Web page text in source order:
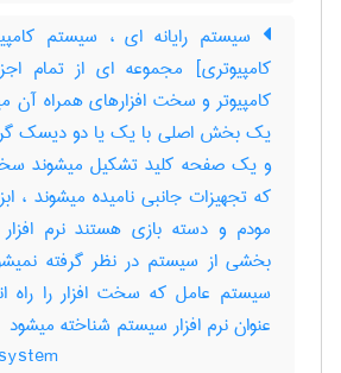
سیستم رایانه ای ، سیستم
کامپیوتری] مجموعه ای از تمام
کامپیوتر و سخت افزارهای همراه آن
یک بخش اصلی با یک یا دو دیسک
و یک صفحه کلید تشکیل میشوند
که تجهیزات جانبی نامیده میشوند ،
مودم و دسته بازی هستند نرم افزار
بخشی از سیستم در نظر گرفته
سیستم عامل که سخت افزار را راه
عنوان نرم افزار سیستم شناخته میشود